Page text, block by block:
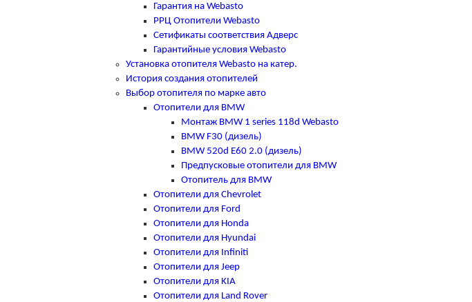
Гарантия на Webasto
РРЦ Отопители Webasto
Сетификаты соответствия Адверс
Гарантийные условия Webasto
Установка отопителя Webasto на катер.
История создания отопителей
Выбор отопителя по марке авто
Отопители для BMW
Монтаж BMW 1 series 118d Webasto
BMW F30 (дизель)
BMW 520d E60 2.0 (дизель)
Предпусковые отопители для BMW
Отопитель для BMW
Отопители для Chevrolet
Отопители для Ford
Отопители для Honda
Отопители для Hyundai
Отопители для Infiniti
Отопители для Jeep
Отопители для KIA
Отопители для Land Rover